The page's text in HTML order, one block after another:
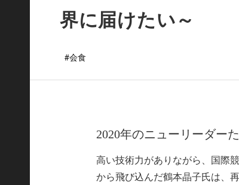
界に届けたい～
#会食
2020年のニューリーダー
高い技術力がありながら、国際
から飛び込んだ鶴本晶子氏は、